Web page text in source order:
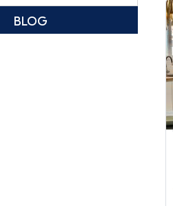
BLOG